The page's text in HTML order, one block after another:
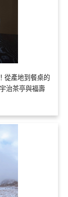
從產地到餐桌的
治茶亭與福壽